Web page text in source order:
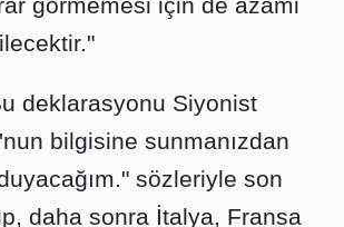
görmemesi için de azami
deklarasyonu Siyonist
bilgisine sunmanızdan
sözleriyle son
daha sonra İtalya, Fransa